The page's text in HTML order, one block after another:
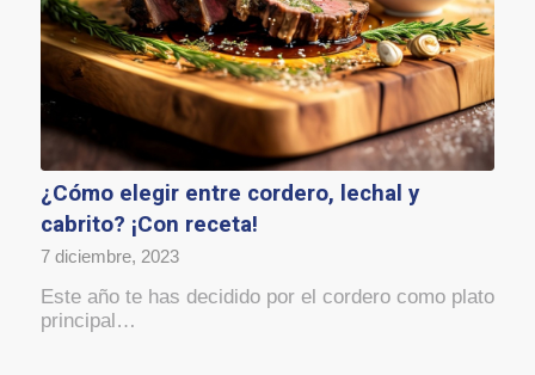
¿Cómo elegir entre cordero, lechal y
cabrito? ¡Con receta!
7 diciembre, 2023
Este año te has decidido por el cordero como plato
principal…